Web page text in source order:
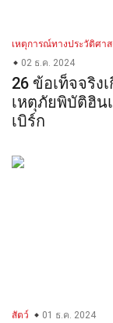
เหตุการณ์ทางประวัติศา
02 ธ.ค. 2024
26 ข้อเท็จจริง
เหตุภัยพิบัติฮิน
เบิร์ก
สัตว์ 01 ธ.ค. 2024